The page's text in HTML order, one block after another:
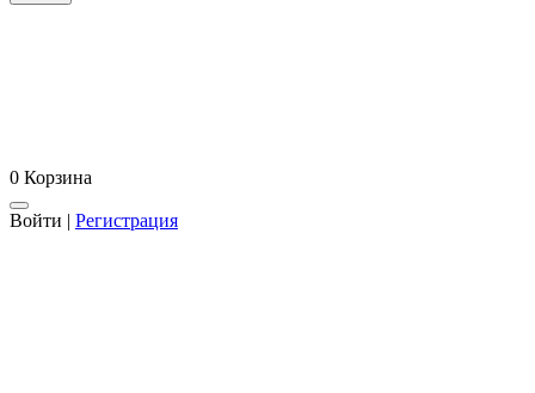
0 Корзина
Войти | Регистрация